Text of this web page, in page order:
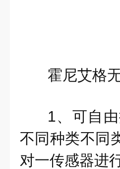
霍尼艾格
1、可自
不同种类不同
对一传感器进